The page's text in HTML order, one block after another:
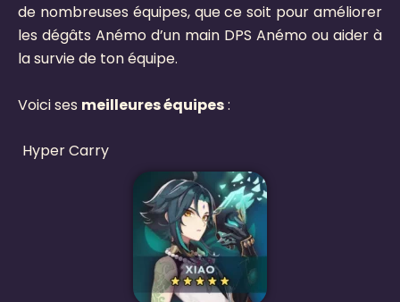
de nombreuses équipes, que ce soit pour améliorer
les dégâts Anémo d’un main DPS Anémo ou aider à
la survie de ton équipe.
Voici ses meilleures équipes:
Hyper Carry